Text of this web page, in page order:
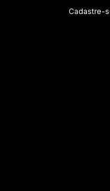
Cadastre-